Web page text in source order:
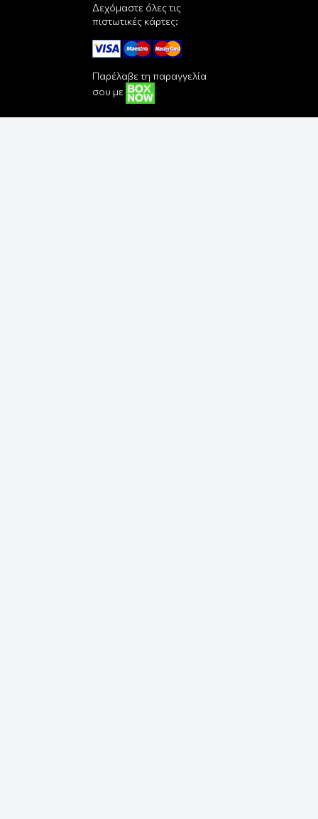
Δεχόμαστε όλες τις
πιστωτικές κάρτες:
Παρέλαβε τη παραγγελία
σου με